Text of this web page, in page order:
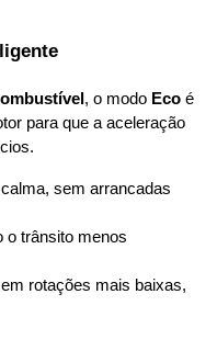
, o modo Eco é
para que a aceleração
sem arrancadas
o trânsito menos
rotações mais baixas,